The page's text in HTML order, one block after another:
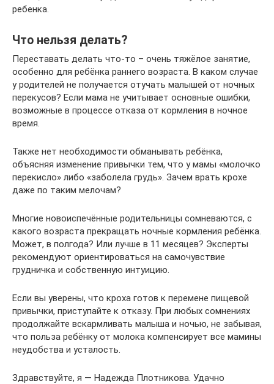
ребенка.
Что нельзя делать?
Переставать делать что-то – очень тяжёлое занятие,
особенно для ребёнка раннего возраста. В каком случае
у родителей не получается отучать малышей от ночных
перекусов? Если мама не учитывает основные ошибки,
возможные в процессе отказа от кормления в ночное
время.
Также нет необходимости обманывать ребёнка,
объясняя изменение привычки тем, что у мамы «молочко
перекисло» либо «заболела грудь». Зачем врать крохе
даже по таким мелочам?
Многие новоиспечённые родительницы сомневаются, с
какого возраста прекращать ночные кормления ребёнка.
Может, в полгода? Или лучше в 11 месяцев? Эксперты
рекомендуют ориентироваться на самочувствие
грудничка и собственную интуицию.
Если вы уверены, что кроха готов к перемене пищевой
привычки, приступайте к отказу. При любых сомнениях
продолжайте вскармливать малыша и ночью, не забывая,
что польза ребёнку от молока компенсирует все мамины
неудобства и усталость.
Здравствуйте, я — Надежда Плотникова. Удачно